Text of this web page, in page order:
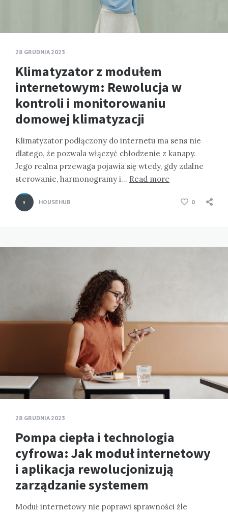
28 GRUDNIA 2023
Klimatyzator z modułem
internetowym: Rewolucja w
kontroli i monitorowaniu
domowej klimatyzacji
Klimatyzator podłączony do internetu ma sens nie
dlatego, że pozwala włączyć chłodzenie z kanapy.
Jego realna przewaga pojawia się wtedy, gdy zdalne
sterowanie, harmonogramy i… Read more
HOUSEHUB 0
28 GRUDNIA 2023
Pompa ciepła i technologia
cyfrowa: Jak moduł internetowy
i aplikacja rewolucjonizują
zarządzanie systemem
Moduł internetowy nie poprawi sprawności źle